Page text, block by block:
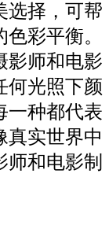
选择，可帮
彩平衡。
影师和电影
何光照下颜
一种都代表
真实世界中
和电影制